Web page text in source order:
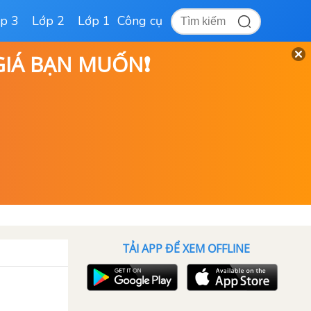
3 Lớp 2 Lớp 1 Công cụ
BẠN MUỐN❗
TẢI APP ĐỂ XEM OFFLINE